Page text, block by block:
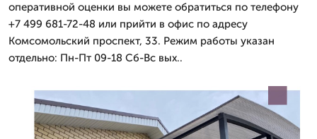
оперативной оценки вы можете обратиться по телефону
+7 499 681-72-48 или прийти в офис по адресу
Комсомольский проспект, 33. Режим работы указан
отдельно: Пн-Пт 09-18 Сб-Вс вых..